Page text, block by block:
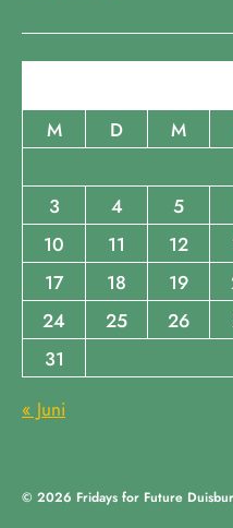
M
D M
3
4 5
10
11 12
17
18 19
24
25 26
31
« Juni
© 2026 Fridays for Future